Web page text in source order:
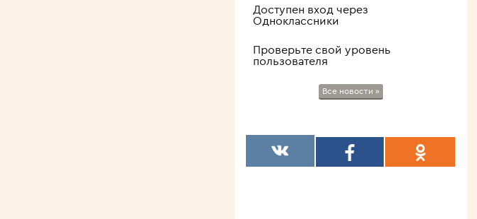
Доступен вход через
Одноклассники
Проверьте свой уровень
пользователя
Все новости »